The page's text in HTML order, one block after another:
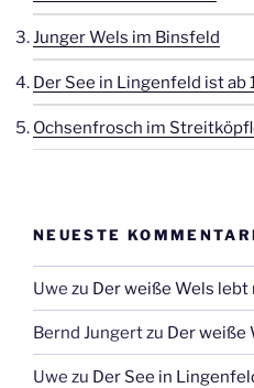
Junger Wels im Binsfeld
Der See in Lingenfeld ist ab
Ochsenfrosch im
NEUESTE
Uwe zu Der weiße Wels lebt
Bernd Jungertzu Der weiße
Uwe zu Der See in